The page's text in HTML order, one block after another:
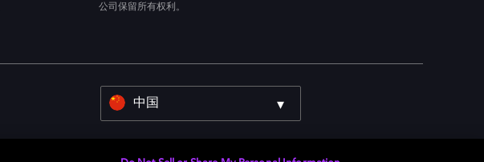
公司保留所有权利。
中国